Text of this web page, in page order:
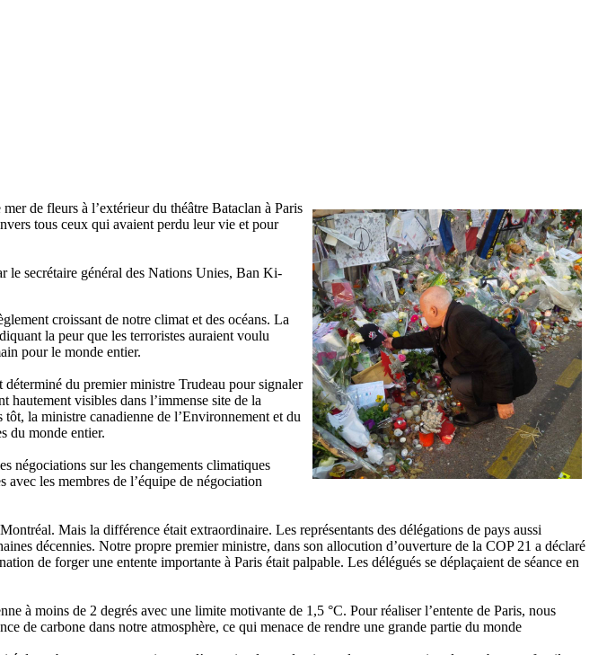
de fleurs à l’extérieur du théâtre Bataclan à Paris
tous ceux qui avaient perdu leur vie et pour
le secrétaire général des Nations Unies, Ban Ki-
croissant de notre climat et des océans. La
la peur que les terroristes auraient voulu
pour le monde entier.
du premier ministre Trudeau pour signaler
hautement visibles dans l’immense site de la
la ministre canadienne de l’Environnement et du
du monde entier.
négociations sur les changements climatiques
avec les membres de l’équipe de négociation
Mais la différence était extraordinaire. Les représentants des délégations de pays aussi
décennies. Notre propre premier ministre, dans son allocution d’ouverture de la COP 21 a déclaré
de forger une entente importante à Paris était palpable. Les délégués se déplaçaient de séance en
à moins de 2 degrés avec une limite motivante de 1,5 °C. Pour réaliser l’entente de Paris, nous
de carbone dans notre atmosphère, ce qui menace de rendre une grande partie du monde